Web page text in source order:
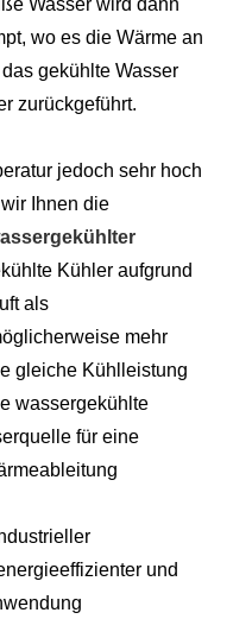
Wasser wird dann
wo es die Wärme an
gekühlte Wasser
zurückgeführt.
jedoch sehr hoch
Ihnen die
Kühler aufgrund
als
mehr
gleiche Kühlleistung
wassergekühlte
für eine
und